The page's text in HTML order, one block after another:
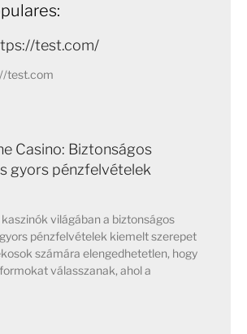
test.com/
test.com
Casino: Biztonságos
gyors pénzfelvételek
világában a biztonságos
pénzfelvételek kiemelt szerepet
számára elengedhetetlen, hogy
válasszanak, ahol a